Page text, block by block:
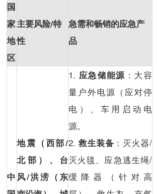
国
家
地
区
主要风险/特
性
急需和畅销的应急产
品
中
地震（西部/
北部）、 台
风/洪涝 （东
1. 应急储能源 ：大容
量户外电源（应对停
电）、车用启动电
源。
2.救生装备 ：灭火器/
灭火毯、应急逃生绳/
缓降器（针对高